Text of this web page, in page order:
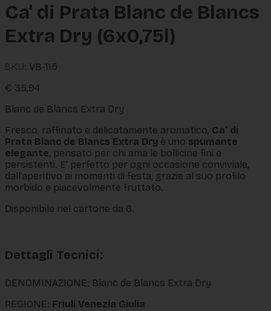
Ca' di Prata Blanc de Blancs
Extra Dry (6x0,75l)
SKU: VB-115
€ 35,94
Blanc de Blancs Extra Dry
Fresco, raffinato e delicatamente aromatico, Ca' di
Prata Blanc de Blancs Extra Dry è uno spumante
elegante, pensato per chi ama le bollicine fini e
persistenti. E' perfetto per ogni occasione conviviale,
dall’aperitivo ai momenti di festa, grazie al suo profilo
morbido e piacevolmente fruttato.
Disponibile nel cartone da 6.
Dettagli Tecnici:
DENOMINAZIONE: Blanc de Blancs Extra Dry
REGIONE: Friuli Venezia Giulia